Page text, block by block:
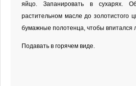
яйцо. Запанировать в сухарях.
растительном масле до золотистого
бумажные полотенца, чтобы впитался
Подавать в горячем виде.